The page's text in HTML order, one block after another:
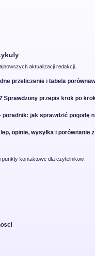
aktualizacji redakcji.
przeliczenie i tabela
Sprawdzony przepis krok po
poradnik: jak sprawdzić pogodę
opinie, wysyłka i porównanie
kontaktowe dla czytelnikow.